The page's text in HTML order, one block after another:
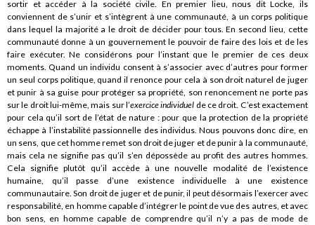
sortir et accéder à la société civile. En premier lieu, nous dit Locke, ils
conviennent de s’unir et s’intègrent à une communauté, à un corps politique
dans lequel la majorité a le droit de décider pour tous. En second lieu, cette
communauté donne à un gouvernement le pouvoir de faire des lois et de les
faire exécuter. Ne considérons pour l’instant que le premier de ces deux
moments. Quand un individu consent à s’associer avec d’autres pour former
un seul corps politique, quand il renonce pour cela à son droit naturel de juger
et punir à sa guise pour protéger sa propriété, son renoncement ne porte pas
sur le droit lui-même, mais sur l’exercice individuel de ce droit. C’est exactement
pour cela qu’il sort de l’état de nature : pour que la protection de la propriété
échappe à l’instabilité passionnelle des individus. Nous pouvons donc dire, en
un sens, que cet homme remet son droit de juger et de punir à la communauté,
mais cela ne signifie pas qu’il s’en dépossède au profit des autres hommes.
Cela signifie plutôt qu’il accède à une nouvelle modalité de l’existence
humaine, qu’il passe d’une existence individuelle à une existence
communautaire. Son droit de juger et de punir, il peut désormais l’exercer avec
responsabilité, en homme capable d’intégrer le point de vue des autres, et avec
bon sens, en homme capable de comprendre qu’il n’y a pas de mode de